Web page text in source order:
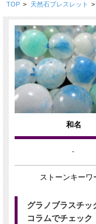
TOP > 天然石ブレスレット >
和名
-
ストーンキーワ
グラノブラスチッ
コラムでチェック